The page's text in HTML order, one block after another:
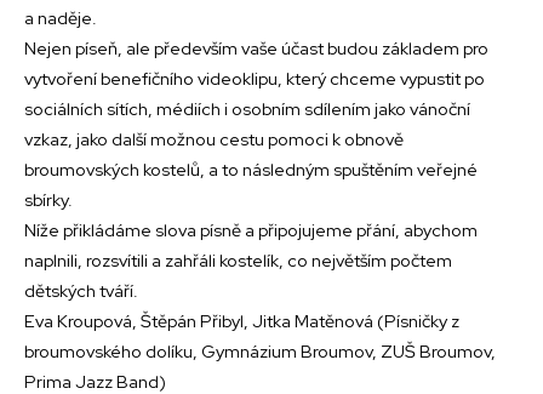
a naděje.
Nejen píseň, ale především vaše účast budou základem pro
vytvoření benefičního videoklipu, který chceme vypustit po
sociálních sítích, médiích i osobním sdílením jako vánoční
vzkaz, jako další možnou cestu pomoci k obnově
broumovských kostelů, a to následným spuštěním veřejné
sbírky.
Níže přikládáme slova písně a připojujeme přání, abychom
naplnili, rozsvítili a zahřáli kostelík, co největším počtem
dětských tváří.
Eva Kroupová, Štěpán Přibyl, Jitka Matěnová (Písničky z
broumovského dolíku, Gymnázium Broumov, ZUŠ Broumov,
Prima Jazz Band)